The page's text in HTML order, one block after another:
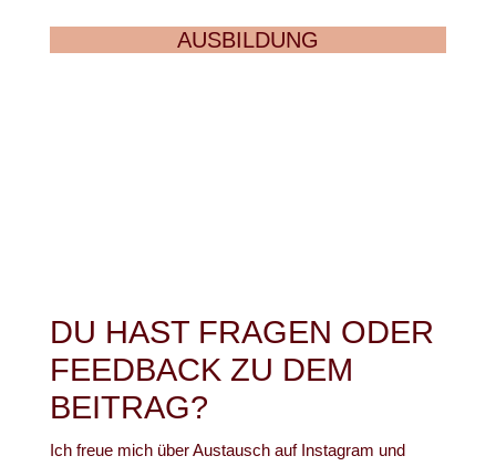
AUSBILDUNG
DU HAST FRAGEN ODER
FEEDBACK ZU DEM
BEITRAG?
Ich freue mich über Austausch auf Instagram und